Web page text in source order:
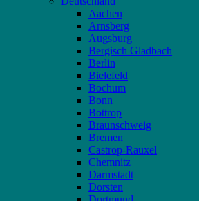
Aachen
Arnsberg
Augsburg
Bergisch Gladbach
Berlin
Bielefeld
Bochum
Bonn
Bottrop
Braunschweig
Bremen
Castrop-Rauxel
Chemnitz
Darmstadt
Dorsten